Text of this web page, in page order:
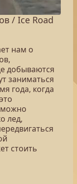
/ Ice Road
нам о
добываются
заниматься
года, когда
можно
лед,
стоить